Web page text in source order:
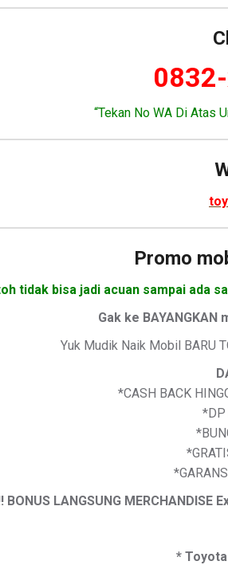
“Tekan No WA Di Atas
Promo
tidak bisa jadi acuan sampai ada
Gak ke
Yuk Mudik Naik Mobil BARU
*CASH BACK
*DP
BONUS LANGSUNG
*